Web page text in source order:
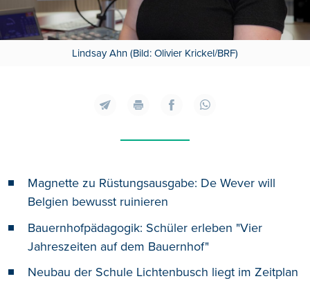
Lindsay Ahn (Bild: Olivier Krickel/BRF)
Magnette zu Rüstungsausgabe: De Wever will
Belgien bewusst ruinieren
Bauernhofpädagogik: Schüler erleben "Vier
Jahreszeiten auf dem Bauernhof"
Neubau der Schule Lichtenbusch liegt im Zeitplan